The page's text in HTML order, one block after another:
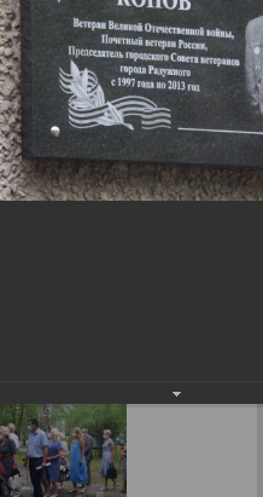
Электронная почта
Новости
›
свет"